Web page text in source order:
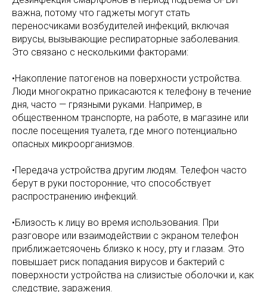
важна, потому что гаджеты могут стать
переносчиками возбудителей инфекций, включая
вирусы, вызывающие респираторные заболевания.
Это связано с несколькими факторами:
•Накопление патогенов на поверхности устройства.
Люди многократно прикасаются к телефону в течение
дня, часто — грязными руками. Например, в
общественном транспорте, на работе, в магазине или
после посещения туалета, где много потенциально
опасных микроорганизмов.
•Передача устройства другим людям. Телефон часто
берут в руки посторонние, что способствует
распространению инфекций.
•Близость к лицу во время использования. При
разговоре или взаимодействии с экраном телефон
приближаетсяочень близко к носу, рту и глазам. Это
повышает риск попадания вирусов и бактерий с
поверхности устройства на слизистые оболочки и, как
следствие, заражения.